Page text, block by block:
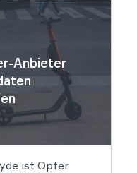
Anbieter
ist Opfer